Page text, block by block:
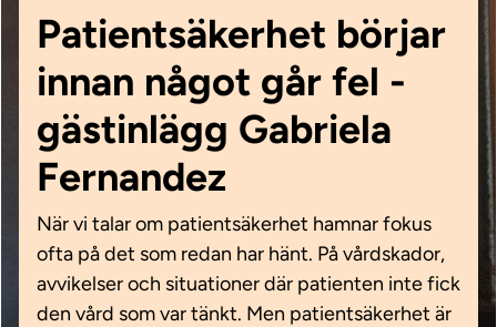
Patientsäkerhet börjar
innan något går fel -
gästinlägg Gabriela
Fernandez
När vi talar om patientsäkerhet hamnar fokus
ofta på det som redan har hänt. På vårdskador,
avvikelser och situationer där patienten inte fick
den vård som var tänkt. Men patientsäkerhet är